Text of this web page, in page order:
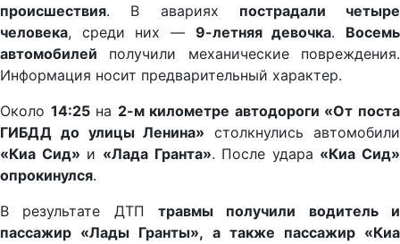
происшествия. В авариях пострадали четыре
человека, среди них — 9-летняя девочка. Восемь
автомобилей получили механические повреждения.
Информация носит предварительный характер.
Около 14:25на 2-м километре автодороги «От поста
ГИБДД до улицы Ленина» столкнулись автомобили
«Киа Сид» и «Лада Гранта». После удара «Киа Сид»
опрокинулся.
В результате ДТП травмы получили водитель и
пассажир «Лады Гранты», а также пассажир «Киа